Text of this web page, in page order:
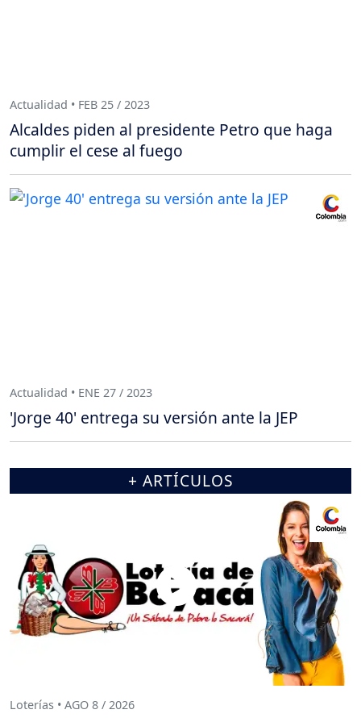
Actualidad • FEB 25 / 2023
Alcaldes piden al presidente Petro que haga
cumplir el cese al fuego
Actualidad • ENE 27 / 2023
'Jorge 40' entrega su versión ante la JEP
+ ARTÍCULOS
Loterías • AGO 8 / 2026